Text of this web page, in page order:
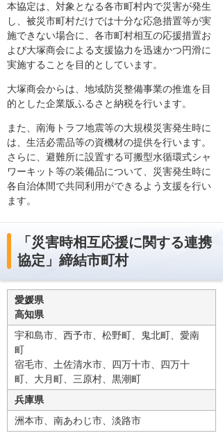
本協定は、対象となる各市町村内で災害が発生
し、被災市町村だけでは十分な応急措置等が実
施できない場合に、各市町村相互の応援措置お
よび大塚商会による支援協力を迅速かつ円滑に
実施することを目的としています。
大塚商会からは、地域防災整備事業の推進を目
的とした企業版ふるさと納税を行います。
また、南海トラフ地震等の大規模災害発生時に
は、生活必需品等の資機材の提供を行います。
さらに、避難所に設置する可搬型水循環式シャ
ワーキット等の装備品について、災害発生時に
各自治体間で共同利用ができるよう支援を行い
ます。
「災害時相互応援に関する連携
協定」締結市町村
愛媛県
高知県
宇和島市、西予市、松野町、鬼北町、愛南
町
宿毛市、土佐清水市、四万十市、四万十
町、大月町、三原村、黒潮町
兵庫県
洲本市、南あわじ市、淡路市